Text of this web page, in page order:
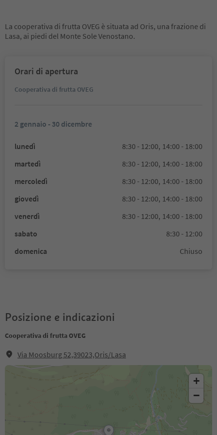
La cooperativa di frutta OVEG è situata ad Oris, una frazione di
Lasa, ai piedi del Monte Sole Venostano.
Orari di apertura
Cooperativa di frutta OVEG
2 gennaio - 30 dicembre
lunedì 8:30 - 12:00, 14:00 - 18:00
martedì
8:30 - 12:00, 14:00 - 18:00
mercoledì
8:30 - 12:00, 14:00 - 18:00
giovedì
8:30 - 12:00, 14:00 - 18:00
venerdì
8:30 - 12:00, 14:00 - 18:00
sabato
8:30 - 12:00
domenica
Chiuso
Posizione e indicazioni
Cooperativa di frutta OVEG
Via Moosburg 52,39023,Oris/Lasa
+
−